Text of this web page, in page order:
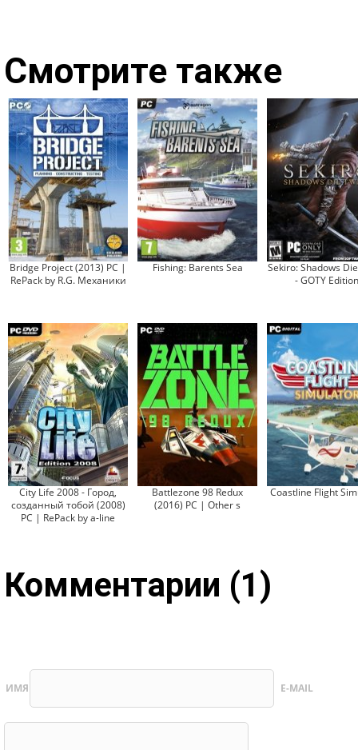
Смотрите также
Bridge Project (2013) PC |
RePack by R.G. Механики
Fishing: Barents Sea
Sekiro: Shadows
- GOTY Edition
City Life 2008 - Город,
созданный тобой (2008)
PC | RePack by a-line
Battlezone 98 Redux
(2016) PC | Other s
Coastline Flight
Комментарии (1)
ИМЯ E-MAIL